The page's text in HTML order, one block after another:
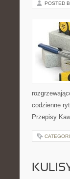
POSTED
codzienne
Przepisy